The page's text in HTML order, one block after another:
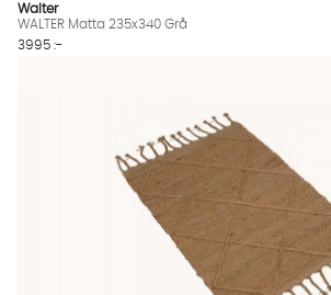
Walter
WALTER Matta 235x340 Grå
3995 :-